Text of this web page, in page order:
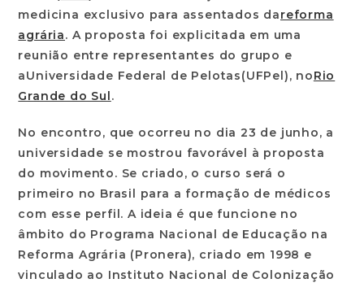
medicina exclusivo para assentados dareforma
agrária. A proposta foi explicitada em uma
reunião entre representantes do grupo e
aUniversidade Federal de Pelotas(UFPel), noRio
Grande do Sul.
No encontro, que ocorreu no dia 23 de junho, a
universidade se mostrou favorável à proposta
do movimento. Se criado, o curso será o
primeiro no Brasil para a formação de médicos
com esse perfil. A ideia é que funcione no
âmbito do Programa Nacional de Educação na
Reforma Agrária (Pronera), criado em 1998 e
vinculado ao Instituto Nacional de Colonização